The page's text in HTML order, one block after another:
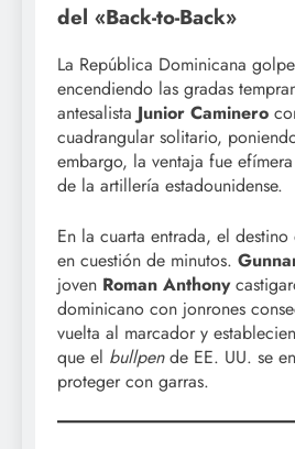
del «Back-to-Back»
La República Dominicana
encendiendo las gradas
antesalista Junior Caminero
cuadrangular solitario,
embargo, la ventaja fue
de la artillería estadounidense.
En la cuarta entrada, el
en cuestión de minutos.
joven Roman Anthony
dominicano con jonrones
vuelta al marcador y
que el bullpende EE. UU. se
proteger con garras.